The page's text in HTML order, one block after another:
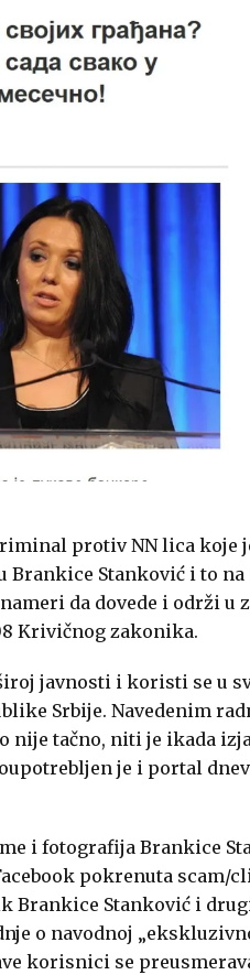
protiv NN lica koje
Stanković i to na
da dovede i održi u
Krivičnog zakonika.
javnosti i koristi se u
Srbije. Navedenim
nije tačno, niti je ikada
je i portal
i fotografija Brankice
pokrenuta scam/
Brankice Stanković i
o navodnoj
korisnici se